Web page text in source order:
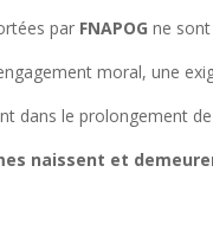
par FNAPOG ne
moral, une
dans le prolongement
naissent et